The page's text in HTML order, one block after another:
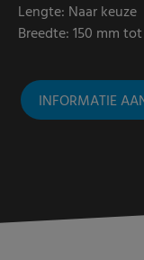
Lengte: Naar keuze
Breedte: 150 mm
INFORMATIE